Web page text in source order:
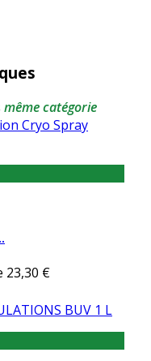
même catégorie
23,30 €